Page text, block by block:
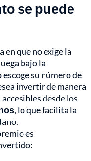
se puede
en que no exige la
bajo la
su número de
invertir de manera
desde los
, lo que facilita la
es